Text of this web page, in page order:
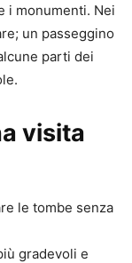
i monumenti. Nei
un passeggino
parti dei
visita
le tombe senza
gradevoli e